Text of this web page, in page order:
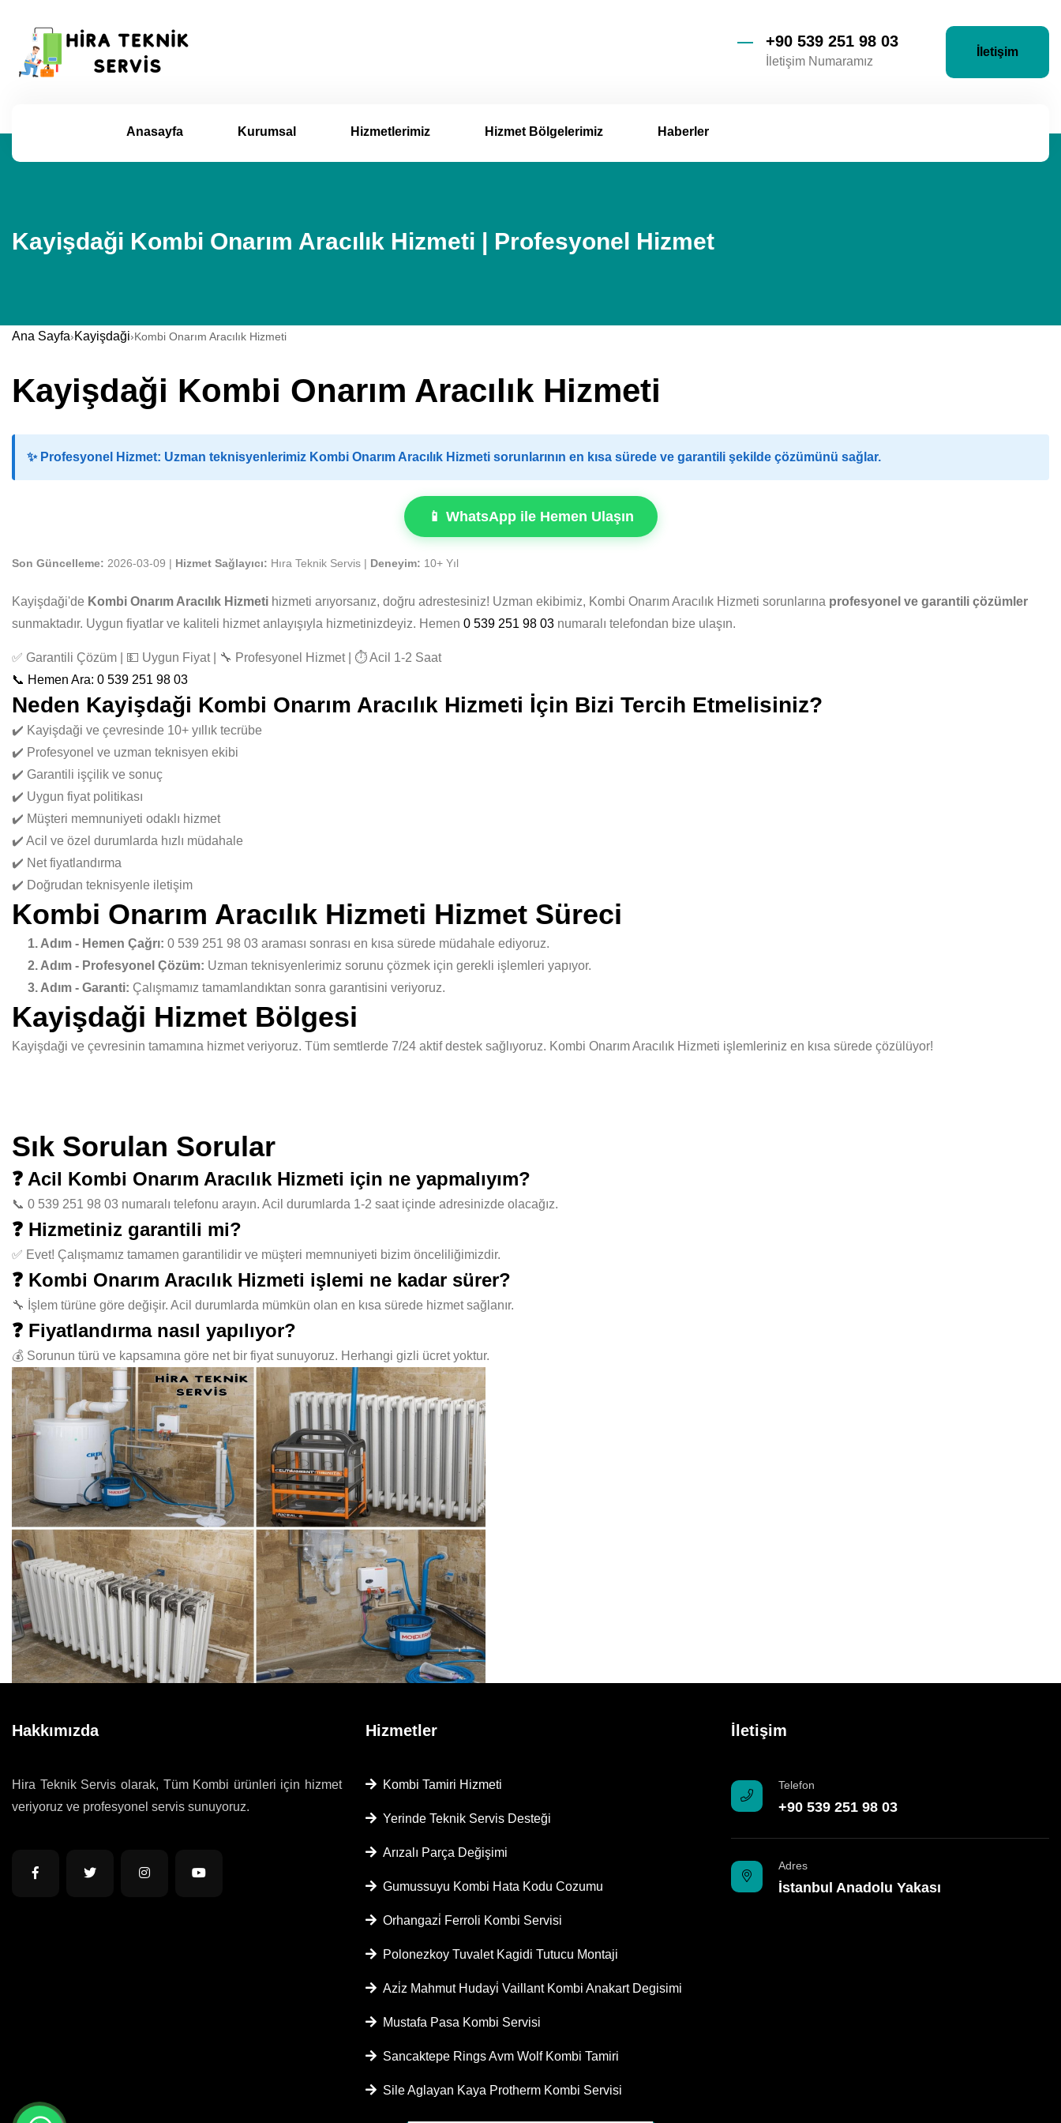
+90 539 251 98 03
İletişim Numaramız
İletişim
Anasayfa Kurumsal Hizmetlerimiz Hizmet Bölgelerimiz Haberler
Kayişdaği Kombi Onarım Aracılık Hizmeti | Profesyonel Hizmet
Ana Sayfa›Kayişdaği›Kombi Onarım Aracılık Hizmeti
Kayişdaği Kombi Onarım Aracılık Hizmeti
✨ Profesyonel Hizmet: Uzman teknisyenlerimiz Kombi Onarım Aracılık Hizmeti sorunlarının en kısa sürede ve garantili şekilde çözümünü sağlar.
📱 WhatsApp ile Hemen Ulaşın
Son Güncelleme: 2026-03-09 | Hizmet Sağlayıcı: Hıra Teknik Servis | Deneyim: 10+ Yıl
Kayişdaği'de Kombi Onarım Aracılık Hizmeti hizmeti arıyorsanız, doğru adrestesiniz! Uzman ekibimiz, Kombi Onarım Aracılık Hizmeti sorunlarına profesyonel ve garantili çözümler
sunmaktadır. Uygun fiyatlar ve kaliteli hizmet anlayışıyla hizmetinizdeyiz. Hemen 0 539 251 98 03 numaralı telefondan bize ulaşın.
✅ Garantili Çözüm | 💵 Uygun Fiyat | 🔧 Profesyonel Hizmet | ⏱️ Acil 1-2 Saat
📞 Hemen Ara: 0 539 251 98 03
Neden Kayişdaği Kombi Onarım Aracılık Hizmeti İçin Bizi Tercih Etmelisiniz?
✔️ Kayişdaği ve çevresinde 10+ yıllık tecrübe
✔️ Profesyonel ve uzman teknisyen ekibi
✔️ Garantili işçilik ve sonuç
✔️ Uygun fiyat politikası
✔️ Müşteri memnuniyeti odaklı hizmet
✔️ Acil ve özel durumlarda hızlı müdahale
✔️ Net fiyatlandırma
✔️ Doğrudan teknisyenle iletişim
Kombi Onarım Aracılık Hizmeti Hizmet Süreci
1. Adım - Hemen Çağrı: 0 539 251 98 03 araması sonrası en kısa sürede müdahale ediyoruz.
2. Adım - Profesyonel Çözüm: Uzman teknisyenlerimiz sorunu çözmek için gerekli işlemleri yapıyor.
3. Adım - Garanti: Çalışmamız tamamlandıktan sonra garantisini veriyoruz.
Kayişdaği Hizmet Bölgesi
Kayişdaği ve çevresinin tamamına hizmet veriyoruz. Tüm semtlerde 7/24 aktif destek sağlıyoruz. Kombi Onarım Aracılık Hizmeti işlemleriniz en kısa sürede çözülüyor!
Sık Sorulan Sorular
❓ Acil Kombi Onarım Aracılık Hizmeti için ne yapmalıyım?
📞 0 539 251 98 03 numaralı telefonu arayın. Acil durumlarda 1-2 saat içinde adresinizde olacağız.
❓ Hizmetiniz garantili mi?
✅ Evet! Çalışmamız tamamen garantilidir ve müşteri memnuniyeti bizim önceliliğimizdir.
❓ Kombi Onarım Aracılık Hizmeti işlemi ne kadar sürer?
🔧 İşlem türüne göre değişir. Acil durumlarda mümkün olan en kısa sürede hizmet sağlanır.
❓ Fiyatlandırma nasıl yapılıyor?
💰 Sorunun türü ve kapsamına göre net bir fiyat sunuyoruz. Herhangi gizli ücret yoktur.
Hakkımızda
Hira Teknik Servis olarak, Tüm Kombi ürünleri için hizmet
veriyoruz ve profesyonel servis sunuyoruz.
Hizmetler
Kombi Tamiri Hizmeti
Yerinde Teknik Servis Desteği
Arızalı Parça Değişimi
Gumussuyu Kombi Hata Kodu Cozumu
Orhangazi̇ Ferroli Kombi Servisi
Polonezkoy Tuvalet Kagidi Tutucu Montaji
Azi̇z Mahmut Hudayi̇ Vaillant Kombi Anakart Degisimi
Mustafa Pasa Kombi Servisi
Sancaktepe Rings Avm Wolf Kombi Tamiri
Sile Aglayan Kaya Protherm Kombi Servisi
İletişim
Telefon
+90 539 251 98 03
Adres
İstanbul Anadolu Yakası